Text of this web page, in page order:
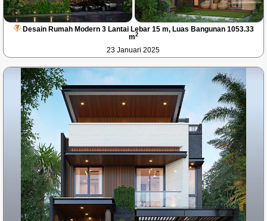
Desain Rumah Modern 3 Lantai Lebar 15 m, Luas Bangunan 1053.33
m2
23 Januari 2025